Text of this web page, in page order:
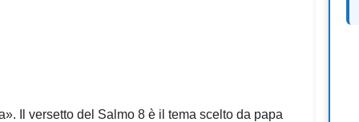
Il versetto del Salmo 8 è il tema scelto da papa